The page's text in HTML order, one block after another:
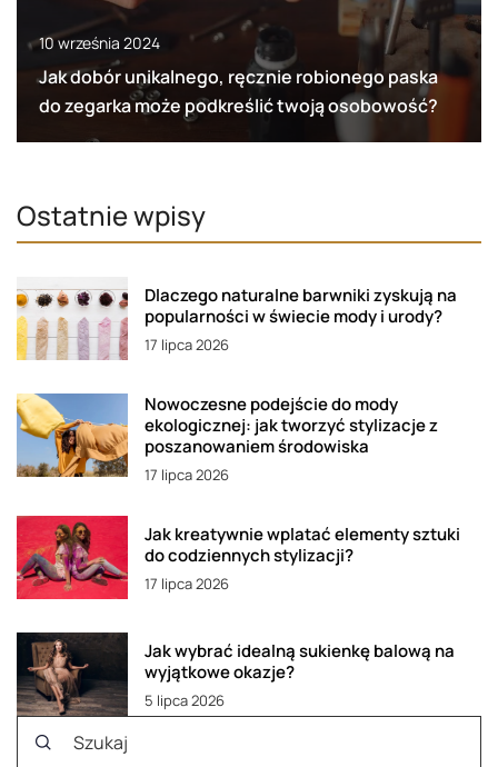
10 września 2024
Jak dobór unikalnego, ręcznie robionego paska
do zegarka może podkreślić twoją osobowość?
Ostatnie wpisy
Dlaczego naturalne barwniki zyskują na
popularności w świecie mody i urody?
17 lipca 2026
Nowoczesne podejście do mody
ekologicznej: jak tworzyć stylizacje z
poszanowaniem środowiska
17 lipca 2026
Jak kreatywnie wplatać elementy sztuki
do codziennych stylizacji?
17 lipca 2026
Jak wybrać idealną sukienkę balową na
wyjątkowe okazje?
5 lipca 2026